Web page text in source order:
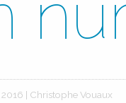
| Christophe Vouaux